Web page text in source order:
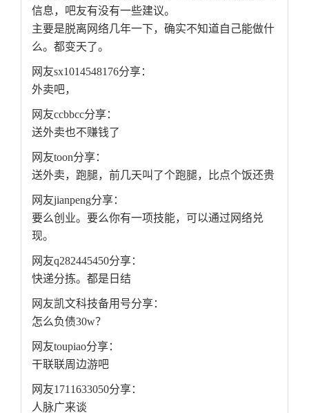
信息，吧友有没有一些建议。
主要是脱离网络几年一下，确实不知道自己能做什
么。都变天了。
网友sx1014548176分享：
外卖吧，
网友ccbbcc分享：
送外卖也不赚钱了
网友toon分享：
送外卖，跑腿，前几天叫了个跑腿，比点个饭还贵
网友jianpeng分享：
要么创业。要么你有一项技能，可以通过网络兑
现。
网友q282445450分享：
快递分拣。都是日结
网友凯文科技备用号分享：
怎么负债30w？
网友toupiao分享：
干联联周边游吧
网友1711633050分享：
人脉广来谈